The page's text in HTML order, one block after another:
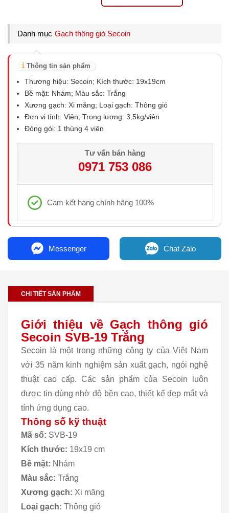
Danh mục Gạch thông gió Secoin
Thông tin sản phẩm
Thương hiệu: Secoin; Kích thước: 19x19cm
Bề mặt: Nhám; Màu sắc: Trắng
Xương gạch: Xi măng; Loại gạch: Thông gió
Đơn vị tính: Viên; Trọng lượng: 3,5kg/viên
Đóng gói: 1 thùng 4 viên
Tư vấn bán hàng
0971 753 086
Cam kết hàng chính hãng 100%
Messenger Chat Zalo
CHI TIẾT SẢN PHẨM
Giới thiệu về Gạch thông gió
Secoin SVB-19 Trắng
Secoin là một trong những công ty của Việt Nam
với 35 năm kinh nghiệm sản xuất gạch, ngói nghệ
thuật cao cấp. Các sản phẩm của Secoin luôn
được tin dùng nhờ độ bền cao, thiết kế đẹp mắt và
tính ứng dụng cao.
Thông số kỹ thuật
Mã số: SVB-19
Kích thước: 19x19 cm
Bề mặt: Nhám
Màu sắc: Trắng
Xương gạch: Xi măng
Loại gạch: Thông gió